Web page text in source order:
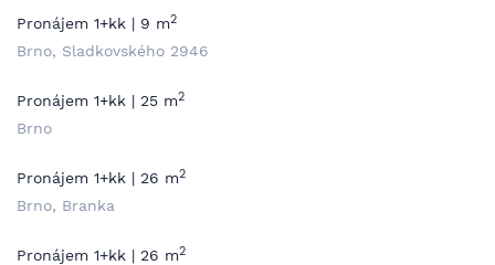
Pronájem 1+kk | 9 m2
Brno, Sladkovského 2946
Pronájem 1+kk | 25 m2
Brno
Pronájem 1+kk | 26 m2
Brno, Branka
Pronájem 1+kk | 26 m2